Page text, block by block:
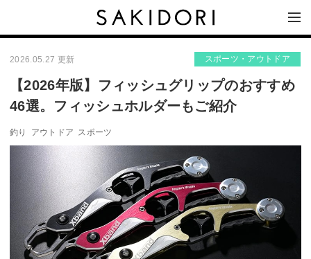
2026.05.27 更新 スポーツ・アウトドア
【2026年版】フィッシュグリップのおすすめ
46選。フィッシュホルダーもご紹介
釣り アウトドア スポーツ